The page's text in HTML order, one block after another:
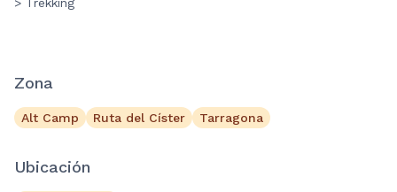
> Trekking
Zona
Alt Camp Ruta del Císter Tarragona
Ubicación